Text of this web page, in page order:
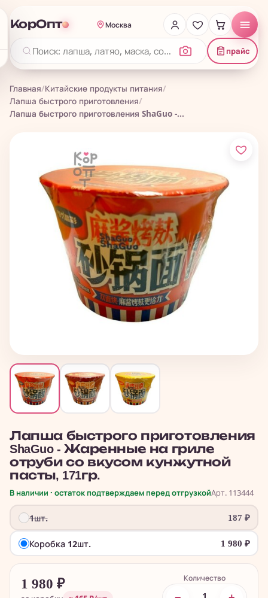
КорОпт Москва
прайс
Главная/Китайские продукты питания/
Лапша быстрого приготовления/
Лапша быстрого приготовления ShaGuo -...
Лапша быстрого приготовления
ShaGuo - Жаренные на гриле
отруби со вкусом кунжутной
пасты, 171гр.
В наличии · остаток подтверждаем перед отгрузкойАрт. 113444
1шт. 187 ₽
Коробка 12шт. 1 980 ₽
1 980 ₽ Количество